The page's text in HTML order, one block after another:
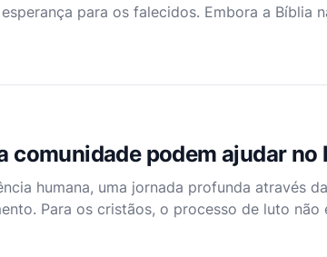
para os falecidos. Embora a Bíblia
comunidade podem ajudar no
humana, uma jornada profunda através
Para os cristãos, o processo de luto não